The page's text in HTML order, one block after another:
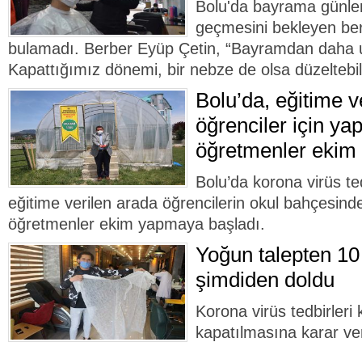
Bolu'da bayrama
geçmesini bekleyen
bulamadı. Berber Eyüp Çetin, “Bayramdan daha
Kapattığımız dönemi, bir nebze de olsa
Bolu’da, eğitime
öğrenciler için
öğretmenler ekim
Bolu’da korona virüs
eğitime verilen arada öğrencilerin okul
öğretmenler ekim yapmaya başladı.
Yoğun talepten
şimdiden doldu
Korona virüs tedbirleri
kapatılmasına karar